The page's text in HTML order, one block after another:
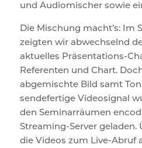
und Audiomischer sowie
Die Mischung macht’s: Im
zeigten wir abwechselnd
aktuelles Präsentations-
Referenten und Chart.
abgemischte Bild samt
sendefertige Videosignal
den Seminarräumen
Streaming-Server geladen.
die Videos zum Live-Abruf